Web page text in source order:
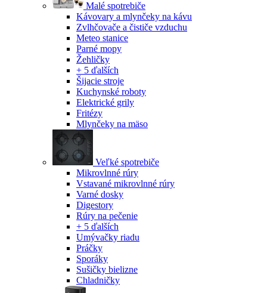
Malé spotrebiče
Kávovary a mlynčeky na kávu
Zvlhčovače a čističe vzduchu
Meteo stanice
Parné mopy
Žehličky
+ 5 ďalších
Šijacie stroje
Kuchynské roboty
Elektrické grily
Fritézy
Mlynčeky na mäso
Veľké spotrebiče
Mikrovlnné rúry
Vstavané mikrovlnné rúry
Varné dosky
Digestory
Rúry na pečenie
+ 5 ďalších
Umývačky riadu
Práčky
Sporáky
Sušičky bielizne
Chladničky